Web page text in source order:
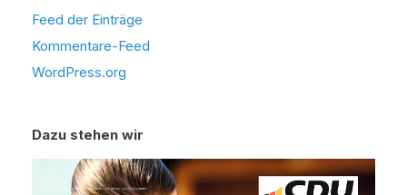
Feed der Einträge
Kommentare-Feed
WordPress.org
Dazu stehen wir